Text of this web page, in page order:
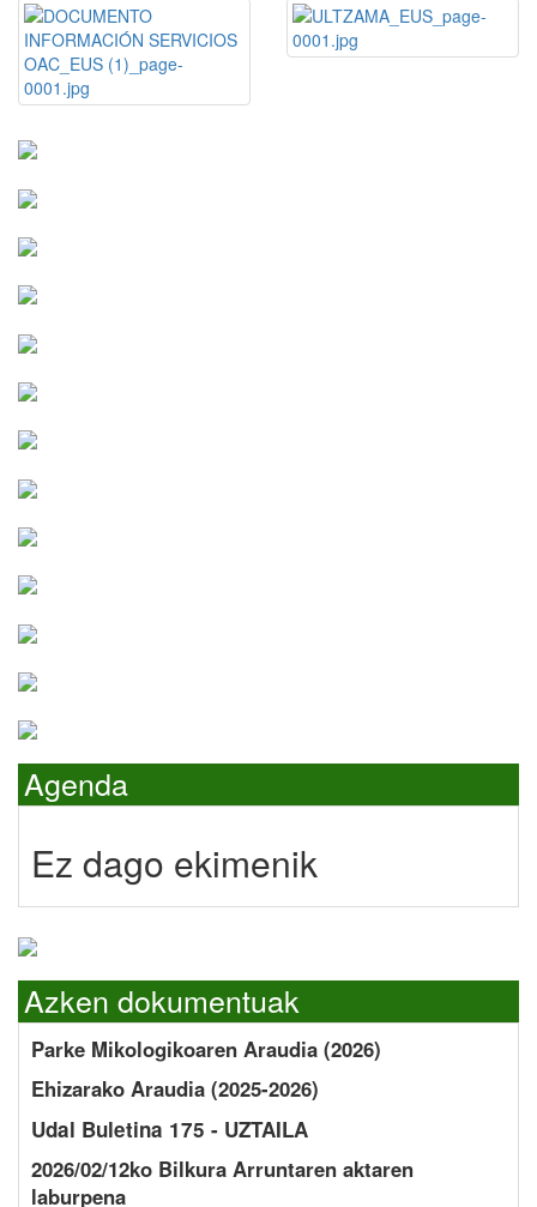
Agenda
Ez dago ekimenik
Azken dokumentuak
Parke Mikologikoaren Araudia (2026)
Ehizarako Araudia (2025-2026)
Udal Buletina 175 - UZTAILA
2026/02/12ko Bilkura Arruntaren aktaren
laburpena